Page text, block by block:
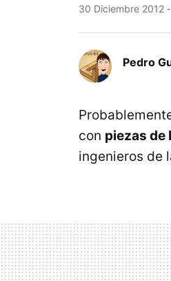
30 Diciembre 2012
Pedro
con piezas de
ingenieros de